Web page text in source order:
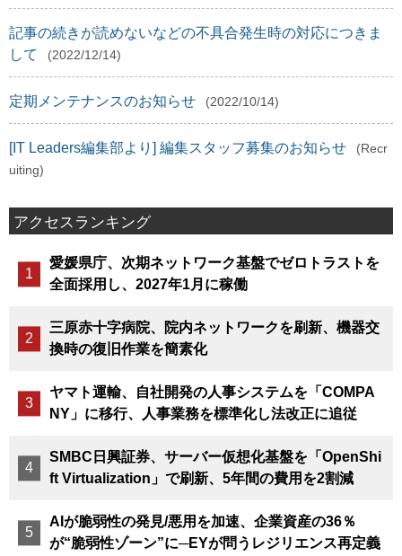
記事の続きが読めないなどの不具合発生時の対応につきま
して
(2022/12/14)
定期メンテナンスのお知らせ (2022/10/14)
[IT Leaders編集部より] 編集スタッフ募集のお知らせ
(Recr
uiting)
アクセスランキング
愛媛県庁、次期ネットワーク基盤でゼロトラストを
全面採用し、2027年1月に稼働
三原赤十字病院、院内ネットワークを刷新、機器交
換時の復旧作業を簡素化
ヤマト運輸、自社開発の人事システムを「COMPA
NY」に移行、人事業務を標準化し法改正に追従
SMBC日興証券、サーバー仮想化基盤を「OpenShi
ft Virtualization」で刷新、5年間の費用を2割減
AIが脆弱性の発見/悪用を加速、企業資産の36％
が“脆弱性ゾーン”に─EYが問うレジリエンス再定義